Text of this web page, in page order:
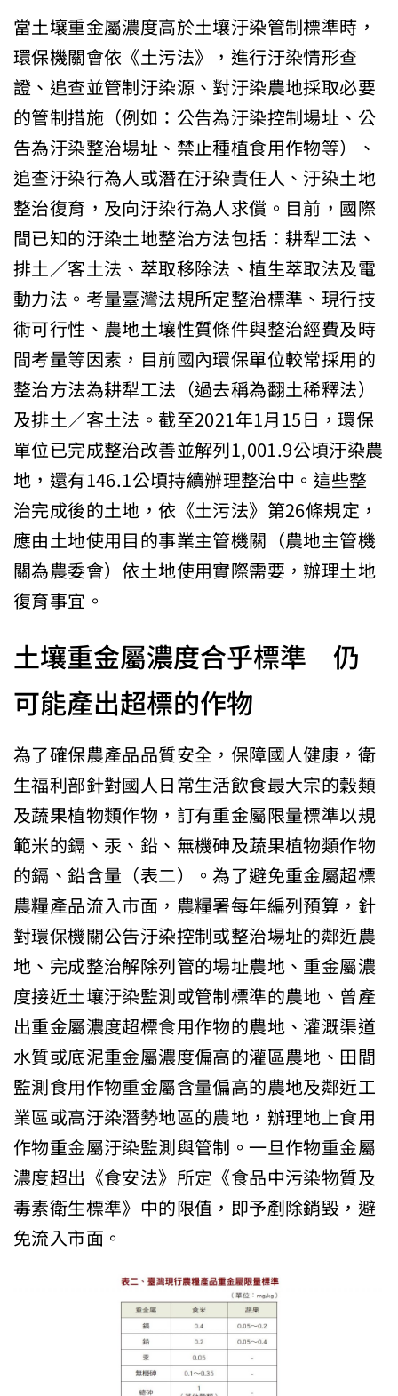
當土壤重金屬濃度高於土壤汙染管制標準時，
環保機關會依《土污法》，進行汙染情形查
證、追查並管制汙染源、對汙染農地採取必要
的管制措施（例如：公告為汙染控制場址、公
告為汙染整治場址、禁止種植食用作物等）、
追查汙染行為人或潛在汙染責任人、汙染土地
整治復育，及向汙染行為人求償。目前，國際
間已知的汙染土地整治方法包括：耕犁工法、
排土∕客土法、萃取移除法、植生萃取法及電
動力法。考量臺灣法規所定整治標準、現行技
術可行性、農地土壤性質條件與整治經費及時
間考量等因素，目前國內環保單位較常採用的
整治方法為耕犁工法（過去稱為翻土稀釋法）
及排土∕客土法。截至2021年1月15日，環保
單位已完成整治改善並解列1,001.9公頃汙染農
地，還有146.1公頃持續辦理整治中。這些整
治完成後的土地，依《土污法》第26條規定，
應由土地使用目的事業主管機關（農地主管機
關為農委會）依土地使用實際需要，辦理土地
復育事宜。
土壤重金屬濃度合乎標準 仍
可能產出超標的作物
為了確保農產品品質安全，保障國人健康，衛
生福利部針對國人日常生活飲食最大宗的穀類
及蔬果植物類作物，訂有重金屬限量標準以規
範米的鎘、汞、鉛、無機砷及蔬果植物類作物
的鎘、鉛含量（表二）。為了避免重金屬超標
農糧產品流入市面，農糧署每年編列預算，針
對環保機關公告汙染控制或整治場址的鄰近農
地、完成整治解除列管的場址農地、重金屬濃
度接近土壤汙染監測或管制標準的農地、曾產
出重金屬濃度超標食用作物的農地、灌溉渠道
水質或底泥重金屬濃度偏高的灌區農地、田間
監測食用作物重金屬含量偏高的農地及鄰近工
業區或高汙染潛勢地區的農地，辦理地上食用
作物重金屬汙染監測與管制。一旦作物重金屬
濃度超出《食安法》所定《食品中污染物質及
毒素衛生標準》中的限值，即予剷除銷毀，避
免流入市面。